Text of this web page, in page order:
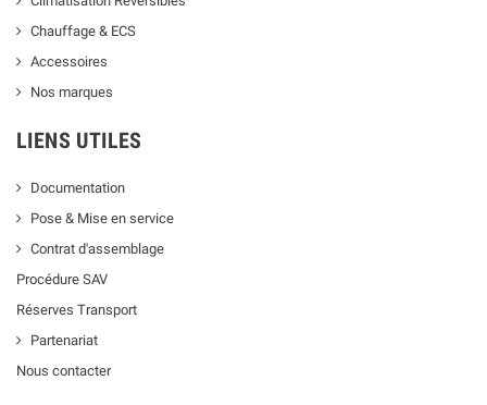
Chauffage & ECS
Accessoires
Nos marques
LIENS UTILES
Documentation
Pose & Mise en service
Contrat d'assemblage
Procédure SAV
Réserves Transport
Partenariat
Nous contacter